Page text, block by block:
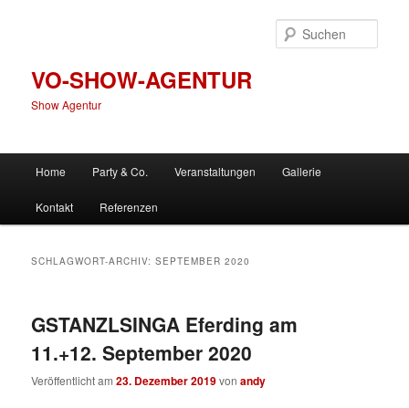
VO-SHOW-AGENTUR
Show Agentur
Home Party & Co. Veranstaltungen Gallerie
Kontakt Referenzen
SCHLAGWORT-ARCHIV:SEPTEMBER 2020
GSTANZLSINGA Eferding am
11.+12. September 2020
Veröffentlicht am23. Dezember 2019vonandy